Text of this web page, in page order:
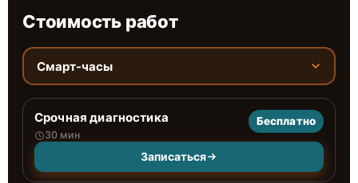
Стоимость работ
Смарт-часы
Срочная диагностика
30 мин
Бесплатно
Записаться